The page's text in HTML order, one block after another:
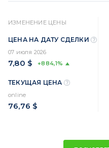
ИЗМЕНЕНИЕ ЦЕНЫ
ЦЕНА НА ДАТУ СДЕЛКИ
07 июля 2026
7,80 $ +884,1%
ТЕКУЩАЯ ЦЕНА
online
76,76 $